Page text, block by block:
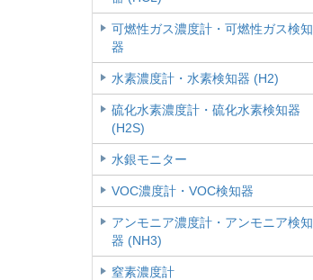
可燃性ガス濃度計・可燃性ガス検知
器
水素濃度計・水素検知器 (H2)
硫化水素濃度計・硫化水素検知器
(H2S)
水銀モニター
VOC濃度計・VOC検知器
アンモニア濃度計・アンモニア検知
器 (NH3)
窒素濃度計